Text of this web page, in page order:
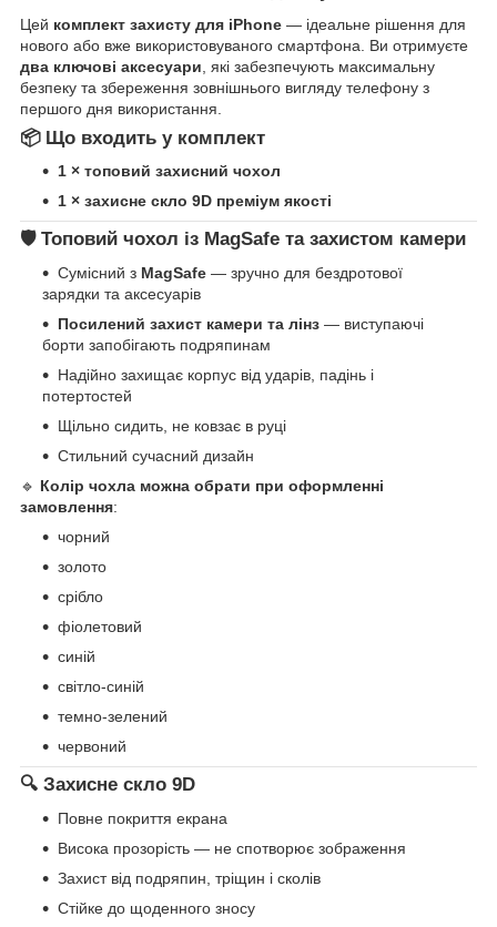
Цей комплект захисту для iPhone — ідеальне рішення для
нового або вже використовуваного смартфона. Ви отримуєте
два ключові аксесуари , які забезпечують максимальну
безпеку та збереження зовнішнього вигляду телефону з
першого дня використання.
📦 Що входить у комплект
1 × топовий захисний чохол
1 × захисне скло 9D преміум якості
🛡️ Топовий чохол із MagSafe та захистом камери
Сумісний з MagSafe — зручно для бездротової
зарядки та аксесуарів
Посилений захист камери та лінз — виступаючі
борти запобігають подряпинам
Надійно захищає корпус від ударів, падінь і
потертостей
Щільно сидить, не ковзає в руці
Стильний сучасний дизайн
🔹 Колір чохла можна обрати при оформленні
замовлення:
чорний
золото
срібло
фіолетовий
синій
світло-синій
темно-зелений
червоний
🔍 Захисне скло 9D
Повне покриття екрана
Висока прозорість — не спотворює зображення
Захист від подряпин, тріщин і сколів
Стійке до щоденного зносу